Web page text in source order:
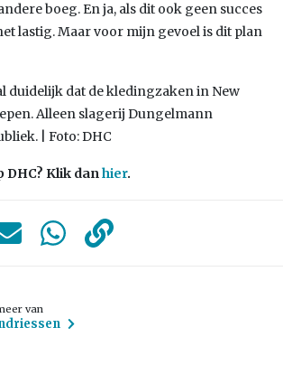
boeg. En ja, als dit ook geen succes
lastig. Maar voor mijn gevoel is dit plan
duidelijk dat de kledingzaken in New
Alleen slagerij Dungelmann
| Foto: DHC
Klik danhier.
van